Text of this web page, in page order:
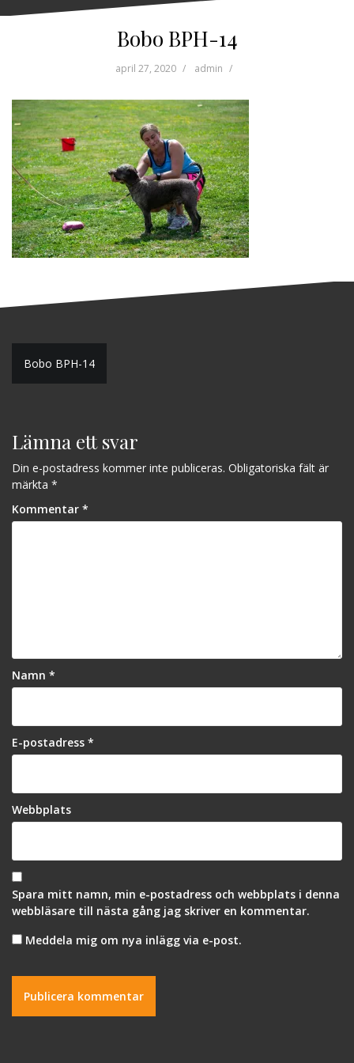
Bobo BPH-14
april 27, 2020 admin
Inläggsnavigering
Bobo BPH-14
Lämna ett svar
Din e-postadress kommer inte publiceras. Obligatoriska fält är
märkta *
Kommentar *
Namn *
E-postadress *
Webbplats
Spara mitt namn, min e-postadress och webbplats i denna
webbläsare till nästa gång jag skriver en kommentar.
Meddela mig om nya inlägg via e-post.